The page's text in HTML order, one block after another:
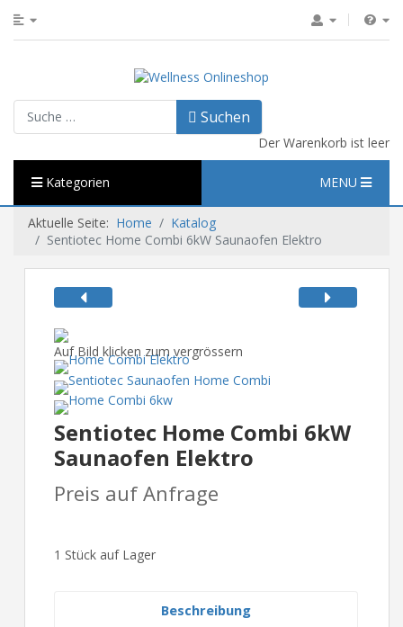
Suchen Suchen
Der Warenkorb ist leer
Kategorien MENU
Aktuelle Seite: Home
Katalog
Sentiotec Home Combi 6kW Saunaofen Elektro
Auf Bild klicken zum vergrössern
Sentiotec Home Combi 6kW
Saunaofen Elektro
Preis auf Anfrage
1 Stück auf Lager
Beschreibung